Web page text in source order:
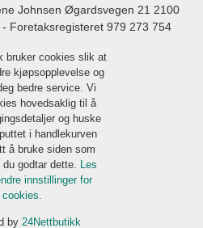
Johnsen Øgardsvegen 21 2100
- Foretaksregisteret 979 273 754
bruker cookies slik at
kjøpsopplevelse og
bedre service. Vi
hovedsaklig til å
og huske
i handlekurven
å bruke siden som
du godtar dette. Les
innstillinger for
cookies.
by 24Nettbutikk